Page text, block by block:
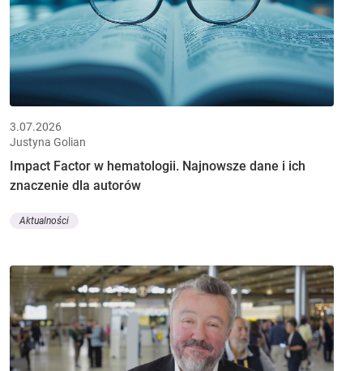
3.07.2026
Justyna Golian
Impact Factor w hematologii. Najnowsze dane i ich
znaczenie dla autorów
Aktualności